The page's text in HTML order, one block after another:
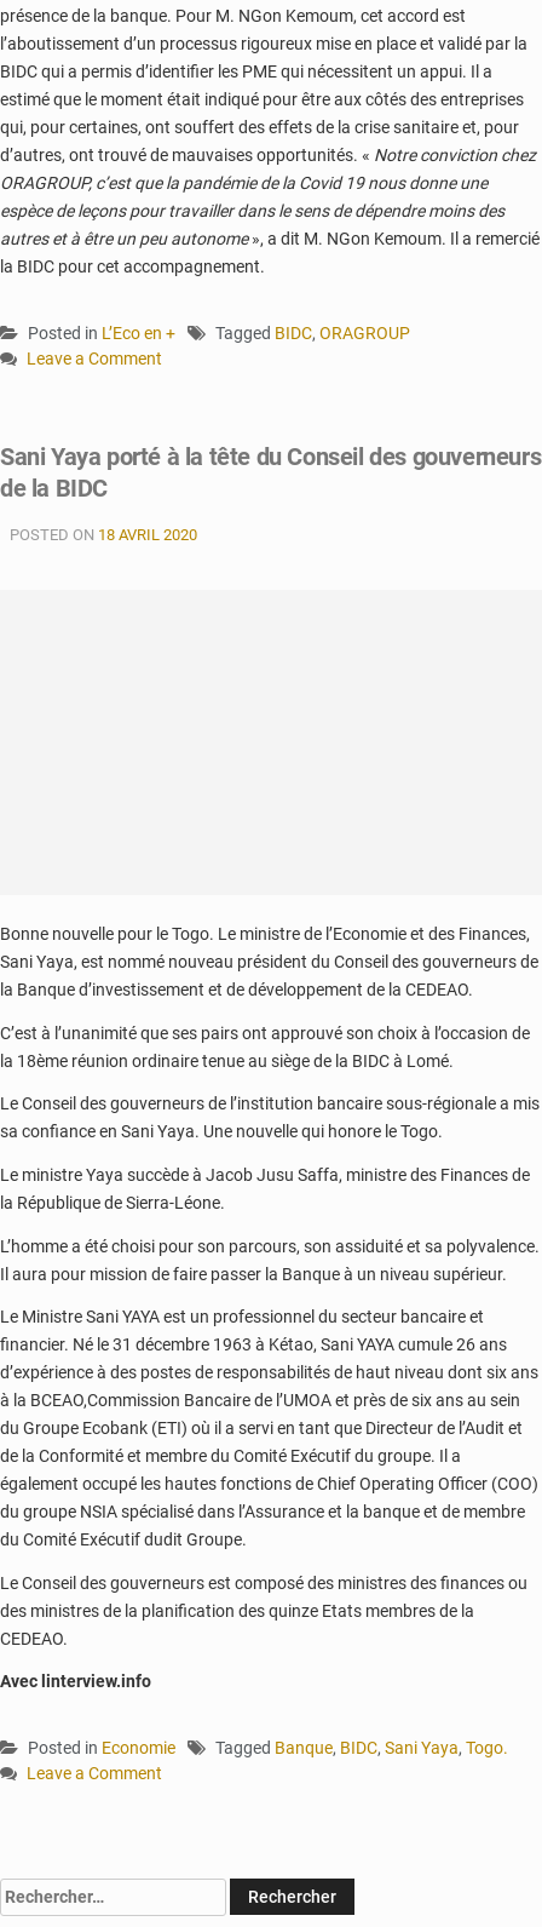
présence de la banque. Pour M. NGon Kemoum, cet accord est
l’aboutissement d’un processus rigoureux mise en place et validé par la
BIDC qui a permis d’identifier les PME qui nécessitent un appui. Il a
estimé que le moment était indiqué pour être aux côtés des entreprises
qui, pour certaines, ont souffert des effets de la crise sanitaire et, pour
d’autres, ont trouvé de mauvaises opportunités. « Notre conviction chez
ORAGROUP, c’est que la pandémie de la Covid 19 nous donne une
espèce de leçons pour travailler dans le sens de dépendre moins des
autres et à être un peu autonome», a dit M. NGon Kemoum. Il a remercié
la BIDC pour cet accompagnement.
Posted in L’Eco en + Tagged BIDC, ORAGROUP
Leave a Comment
signe
un
de
Sani Yaya porté à la tête du Conseil des gouverneurs
de la BIDC
POSTED ON 18 AVRIL 2020
Bonne nouvelle pour le Togo. Le ministre de l’Economie et des Finances,
Sani Yaya, est nommé nouveau président du Conseil des gouverneurs de
la Banque d’investissement et de développement de la CEDEAO.
C’est à l’unanimité que ses pairs ont approuvé son choix à l’occasion de
la 18ème réunion ordinaire tenue au siège de la BIDC à Lomé.
Le Conseil des gouverneurs de l’institution bancaire sous-régionale a mis
sa confiance en Sani Yaya. Une nouvelle qui honore le Togo.
Le ministre Yaya succède à Jacob Jusu Saffa, ministre des Finances de
la République de Sierra-Léone.
L’homme a été choisi pour son parcours, son assiduité et sa polyvalence.
Il aura pour mission de faire passer la Banque à un niveau supérieur.
Le Ministre Sani YAYA est un professionnel du secteur bancaire et
financier. Né le 31 décembre 1963 à Kétao, Sani YAYA cumule 26 ans
d’expérience à des postes de responsabilités de haut niveau dont six ans
à la BCEAO,Commission Bancaire de l’UMOA et près de six ans au sein
du Groupe Ecobank (ETI) où il a servi en tant que Directeur de l’Audit et
de la Conformité et membre du Comité Exécutif du groupe. Il a
également occupé les hautes fonctions de Chief Operating Officer (COO)
du groupe NSIA spécialisé dans l’Assurance et la banque et de membre
du Comité Exécutif dudit Groupe.
Le Conseil des gouverneurs est composé des ministres des finances ou
des ministres de la planification des quinze Etats membres de la
CEDEAO.
Avec linterview.info
Posted in Economie Tagged Banque, BIDC, Sani Yaya, Togo.
Leave a Comment
à
Rechercher :